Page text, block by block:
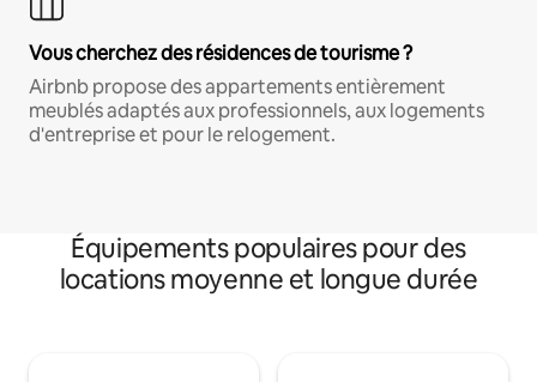
Vous cherchez des résidences de tourisme ?
Airbnb propose des appartements entièrement
meublés adaptés aux professionnels, aux logements
d'entreprise et pour le relogement.
Équipements populaires pour des
locations moyenne et longue durée